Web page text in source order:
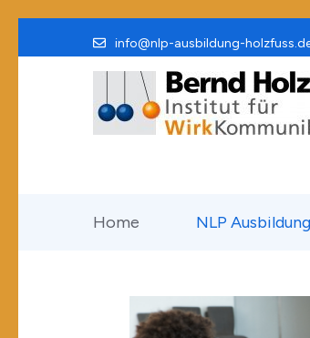
Inhalt
info@nlp-ausbildung-
Home NLP